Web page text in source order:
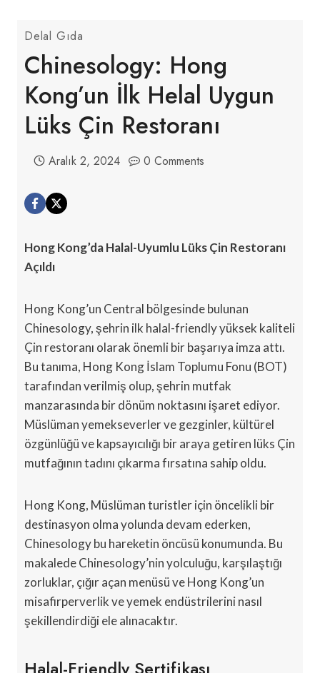
Delal Gıda
Chinesology: Hong
Kong’un İlk Helal Uygun
Lüks Çin Restoranı
Aralık 2, 2024 0 Comments
Hong Kong’da Halal-Uyumlu Lüks Çin Restoranı
Açıldı
Hong Kong’un Central bölgesinde bulunan
Chinesology, şehrin ilk halal-friendly yüksek kaliteli
Çin restoranı olarak önemli bir başarıya imza attı.
Bu tanıma, Hong Kong İslam Toplumu Fonu (BOT)
tarafından verilmiş olup, şehrin mutfak
manzarasında bir dönüm noktasını işaret ediyor.
Müslüman yemekseverler ve gezginler, kültürel
özgünlüğü ve kapsayıcılığı bir araya getiren lüks Çin
mutfağının tadını çıkarma fırsatına sahip oldu.
Hong Kong, Müslüman turistler için öncelikli bir
destinasyon olma yolunda devam ederken,
Chinesology bu hareketin öncüsü konumunda. Bu
makalede Chinesology’nin yolculuğu, karşılaştığı
zorluklar, çığır açan menüsü ve Hong Kong’un
misafirperverlik ve yemek endüstrilerini nasıl
şekillendirdiği ele alınacaktır.